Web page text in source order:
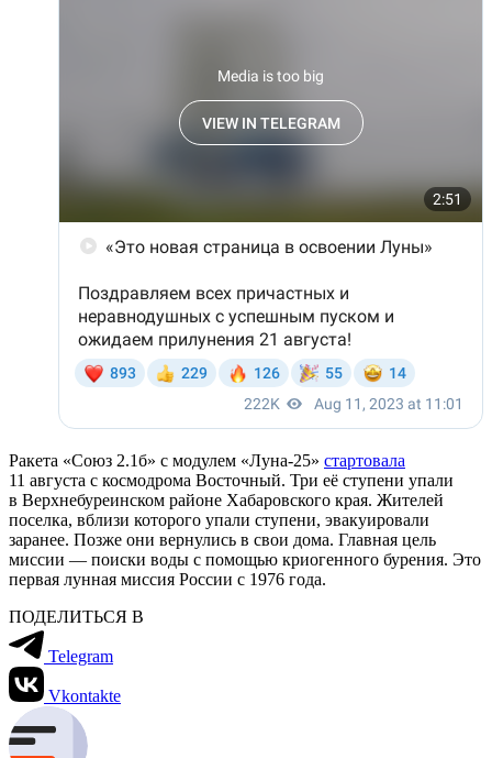
Ракета «Союз 2.1б» с модулем «Луна-25» стартовала
11 августа с космодрома Восточный. Три её ступени упали
в Верхнебуреинском районе Хабаровского края. Жителей
поселка, вблизи которого упали ступени, эвакуировали
заранее. Позже они вернулись в свои дома. Главная цель
миссии — поиски воды с помощью криогенного бурения. Это
первая лунная миссия России с 1976 года.
ПОДЕЛИТЬСЯ В
Telegram
Vkontakte